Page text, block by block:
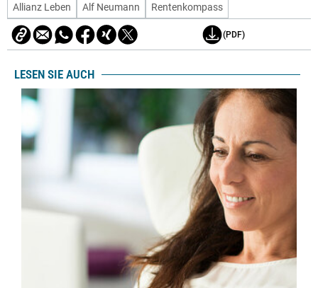
Allianz Leben
Alf Neumann Rentenkompass
(PDF)
LESEN SIE AUCH